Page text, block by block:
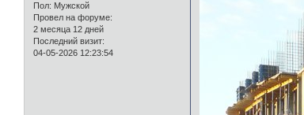
Пол: Мужской
Провел на форуме:
2 месяца 12 дней
Последний визит:
04-05-2026 12:23:54